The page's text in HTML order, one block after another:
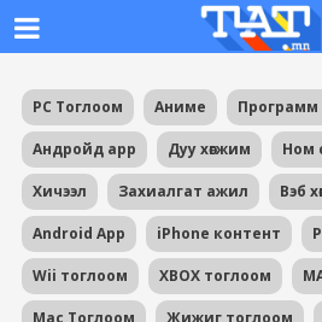
PC Тоглоом Аниме Программ
Андройд app Дуу хөгжим Ном
Хичээл Захиалгат ажил Вэб
Android App iPhone контент
Wii тоглоом XBOX тоглоом
Mac Тоглоом Жижиг тоглоом